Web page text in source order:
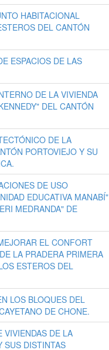
HABITACIONAL
DEL CANTÓN
ESPACIOS DE LAS
DE LA VIVIENDA
DEL CANTÓN
DE LA
PORTOVIEJO Y SU
DE USO
EDUCATIVA MANABÍ"
MEDRANDA" DE
EL CONFORT
LA PRADERA PRIMERA
ESTEROS DEL
LOS BLOQUES DEL
DE CHONE.
VIVIENDAS DE LA
SUS DISTINTAS